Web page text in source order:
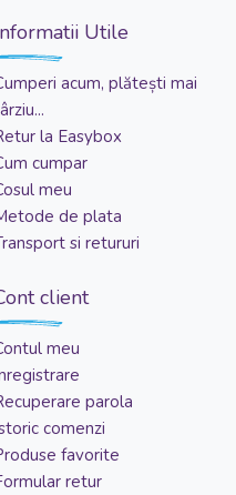
Utile
acum, plătești mai
la Easybox
cumpar
meu
de plata
si retururi
client
meu
parola
comenzi
favorite
retur